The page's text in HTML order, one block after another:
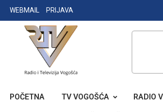
Skip
to
WEBMAIL PRIJAVA
RADIO TELEVIZIJA VOGOŠĆA
POČETNA TV VOGOŠĆA RADIO